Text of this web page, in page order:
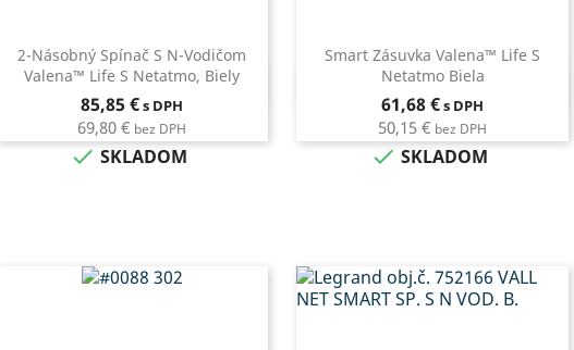
2-Násobný Spínač S N-Vodičom
Valena™ Life S Netatmo, Biely
Cena
85,85 €s DPH
69,80 € bez DPH
 SKLADOM
 Rýchly náhľad
Smart Zásuvka Valena™ Life S
Netatmo Biela
Cena
61,68 €s DPH
50,15 € bez DPH
 SKLADOM
Rýchly náhľad